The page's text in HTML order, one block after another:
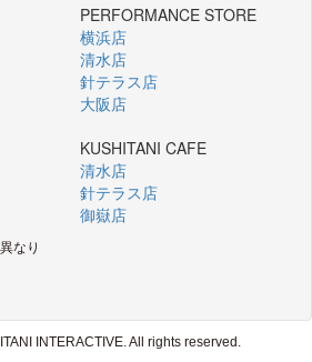
PERFORMANCE STORE
横浜店
清水店
針テラス店
大阪店
KUSHITANI CAFE
清水店
針テラス店
御嶽店
なり
INTERACTIVE. All rights reserved.